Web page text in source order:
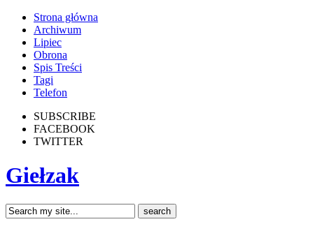
Strona główna
Archiwum
Lipiec
Obrona
Spis Treści
Tagi
Telefon
SUBSCRIBE
FACEBOOK
TWITTER
Giełzak